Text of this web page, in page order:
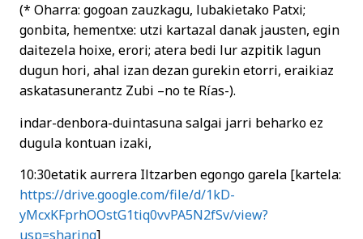
(* Oharra: gogoan zauzkagu, lubakietako Patxi;
gonbita, hementxe: utzi kartazal danak jausten, egin
daitezela hoixe, erori; atera bedi lur azpitik lagun
dugun hori, ahal izan dezan gurekin etorri, eraikiaz
askatasunerantz Zubi –no te Rías-).
indar-denbora-duintasuna salgai jarri beharko ez
dugula kontuan izaki,
10:30etatik aurrera Iltzarben egongo garela [kartela:
https://drive.google.com/file/d/1kD-
yMcxKFprhOOstG1tiq0vvPA5N2fSv/view?
usp=sharing]